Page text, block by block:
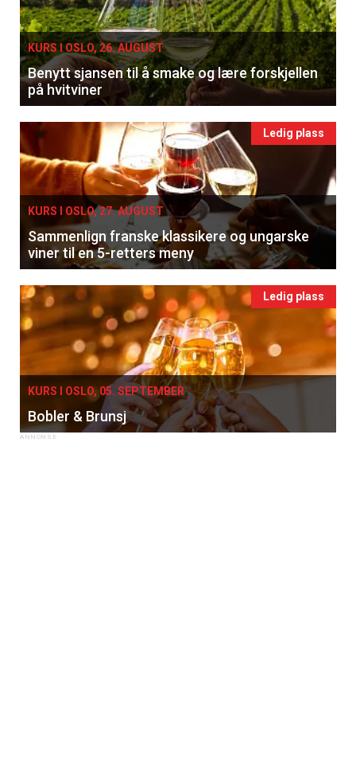
KURS I OSLO, 26. AUGUST
Benytt sjansen til å smake og lære forskjellen
på hvitviner
Ledig plass
KURS I OSLO, 27. AUGUST
Sammenlign franske klassikere og ungarske
viner til en 5-retters meny
Ledig plass
KURS I OSLO, 05. SEPTEMBER
Bobler & Brunsj